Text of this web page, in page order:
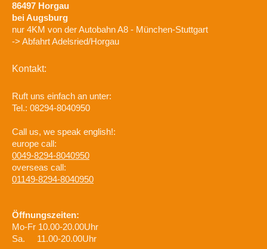
86497 Horgau
bei Augsburg
nur 4KM von der Autobahn A8 - München-Stuttgart
-> Abfahrt Adelsried/Horgau
Kontakt:
Ruft uns einfach an unter:
Tel.: 08294-8040950
Call us, we speak english!:
europe call:
0049-8294-8040950
overseas call:
01149-8294-8040950
Öffnungszeiten:
Mo-Fr 10.00-20.00Uhr
Sa. 11.00-20.00Uhr